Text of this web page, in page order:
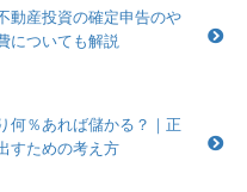
動産投資の確定申告のや
についても解説
何％あれば儲かる？｜正
すための考え方